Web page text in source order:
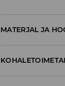
MATERJAL JA